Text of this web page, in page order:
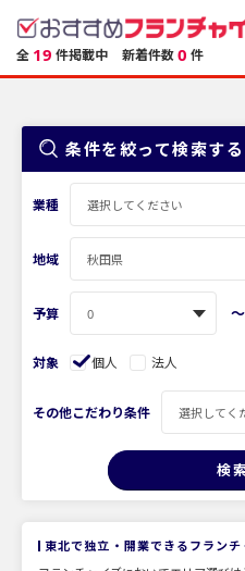
全 19 件掲載中 新着件数0 件
条件を絞って検索する
業種
地域
予算 〜
対象 個人 法人
その他こだわり条件
検索
東北で独立・開業できるフラン